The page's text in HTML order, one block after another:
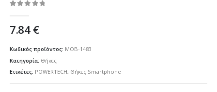
7.84€
Κωδικός προϊόντος: MOB-1483
Κατηγορία: Θήκες
Ετικέτες: POWERTECH, Θήκες Smartphone